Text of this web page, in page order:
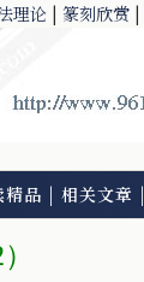
理论 | 篆刻欣赏 |
精品 | 相关文章 |